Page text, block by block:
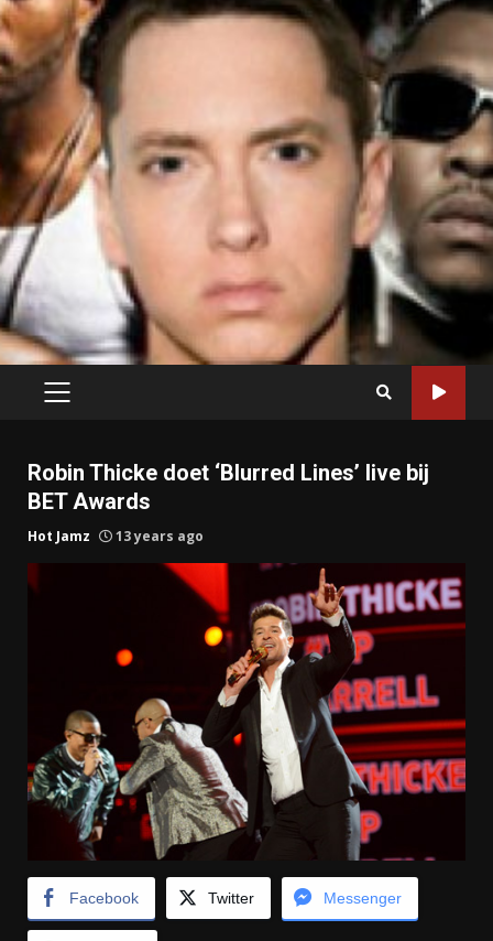
PRIMARY
Robin Thicke doet ‘Blurred Lines’ live bij
BET Awards
Hot Jamz 13 years ago
Facebook Twitter Messenger